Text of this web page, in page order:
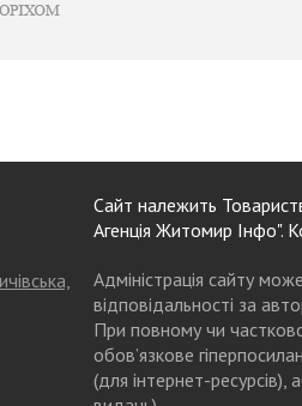
Сайт належить
Агенція Житомир
Адміністрація сайту
відповідальності за
При повному чи
обов’язкове
(для інтернет-